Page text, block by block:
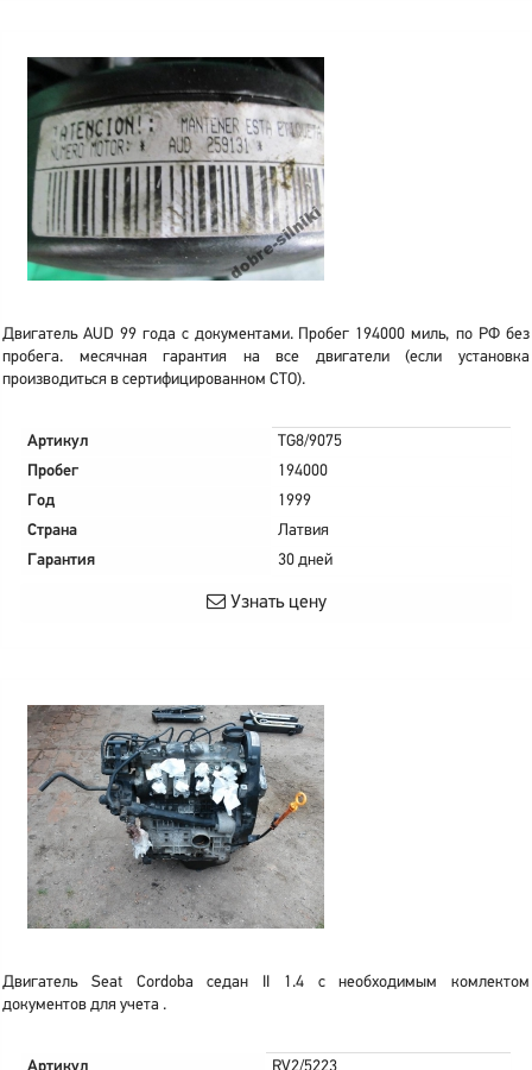
Двигатель AUD 99 года с документами. Пробег 194000 миль, по РФ без
пробега. месячная гарантия на все двигатели (если установка
производиться в сертифицированном СТО).
Артикул
TG8/9075
Пробег
194000
Год
1999
Страна
Латвия
Гарантия
30 дней
Узнать цену
Двигатель Seat Cordoba седан II 1.4 с необходимым комлектом
документов для учета .